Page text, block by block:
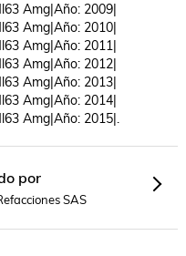
Amg|Año: 2009|
Amg|Año: 2010|
Amg|Año: 2011|
Amg|Año: 2012|
Amg|Año: 2013|
Amg|Año: 2014|
Amg|Año: 2015|.
por
SAS